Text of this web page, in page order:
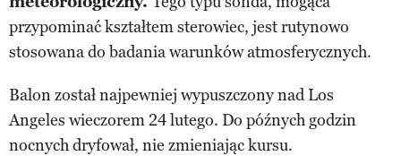
przypominać kształtem sterowiec, jest rutynowo
stosowana do badania warunków atmosferycznych.
Balon został najpewniej wypuszczony nad Los
Angeles wieczorem 24 lutego. Do późnych godzin
nocnych dryfował, nie zmieniając kursu.